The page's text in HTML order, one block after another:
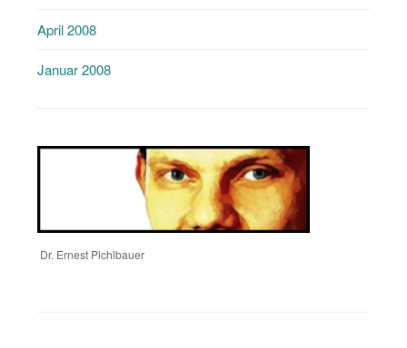
April 2008
Januar 2008
Dr. Ernest Pichlbauer